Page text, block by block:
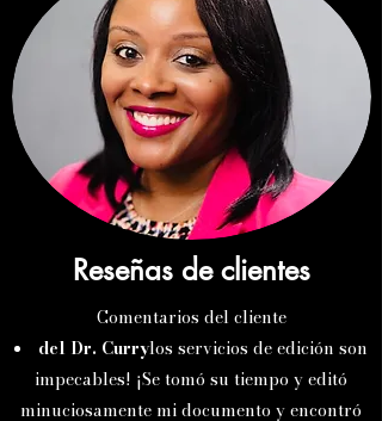
Reseñas de clientes
Comentarios del cliente​
del Dr. Currylos servicios de edición son
impecables! ¡Se tomó su tiempo y editó
minuciosamente mi documento y encontró